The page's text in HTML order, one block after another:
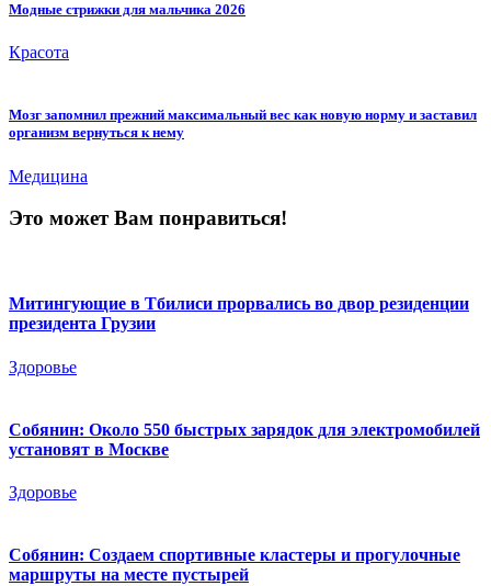
Модные стрижки для мальчика 2026
Красота
Мозг запомнил прежний максимальный вес как новую норму и заставил
организм вернуться к нему
Медицина
Это может Вам понравиться!
Митингующие в Тбилиси прорвались во двор резиденции
президента Грузии
Здоровье
Собянин: Около 550 быстрых зарядок для электромобилей
установят в Москве
Здоровье
Собянин: Создаем спортивные кластеры и прогулочные
маршруты на месте пустырей